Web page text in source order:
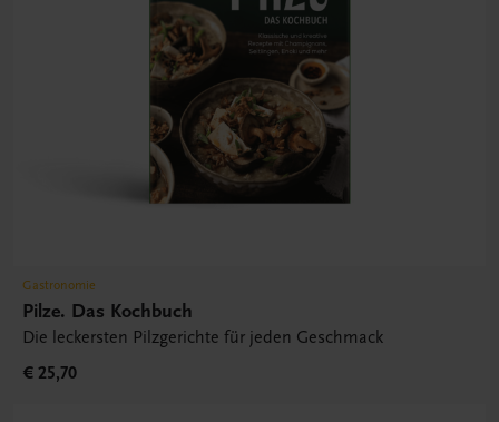
Gastronomie
Pilze. Das Kochbuch
Die leckersten Pilzgerichte für jeden Geschmack
€ 25,70